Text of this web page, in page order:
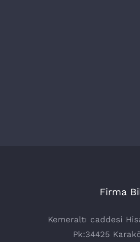
Firma
Kemeraltı caddesi
Pk:34425